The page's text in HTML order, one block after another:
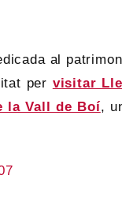
al
per visitar
la Vall de Boí,